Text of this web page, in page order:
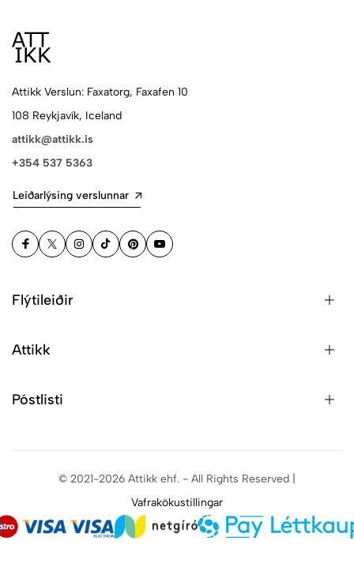
Attikk Verslun: Faxatorg, Faxafen 10
108 Reykjavík, Iceland
attikk@attikk.is
+354 537 5363
Leiðarlýsing verslunnar
Flýtileiðir
Attikk
Póstlisti
© 2021-2026 Attikk ehf. - All Rights Reserved |
Vafrakökustillingar